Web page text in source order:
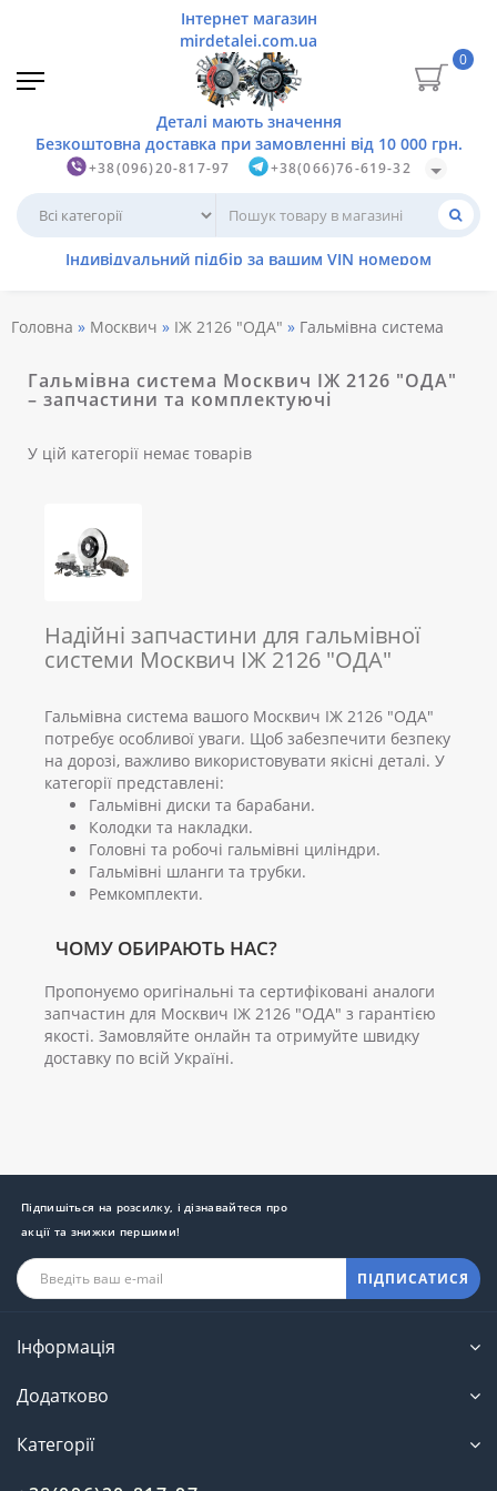
+38(096)20-817-97 +38(066)76-619-32
0
Головна Москвич ІЖ 2126 "ОДА" Гальмівна система
Гальмівна система Москвич ІЖ 2126 "ОДА"
– запчастини та комплектуючі
У цій категорії немає товарів
Надійні запчастини для гальмівної
системи Москвич ІЖ 2126 "ОДА"
Гальмівна система вашого Москвич ІЖ 2126 "ОДА"
потребує особливої уваги. Щоб забезпечити безпеку
на дорозі, важливо використовувати якісні деталі. У
категорії представлені:
Гальмівні диски та барабани.
Колодки та накладки.
Головні та робочі гальмівні циліндри.
Гальмівні шланги та трубки.
Ремкомплекти.
ЧОМУ ОБИРАЮТЬ НАС?
Пропонуємо оригінальні та сертифіковані аналоги
запчастин для Москвич ІЖ 2126 "ОДА" з гарантією
якості. Замовляйте онлайн та отримуйте швидку
доставку по всій Україні.
Підпишіться на розсилку, і дізнавайтеся про
акції та знижки першими!
ПІДПИСАТИСЯ
Інформація
Додатково
Категорії